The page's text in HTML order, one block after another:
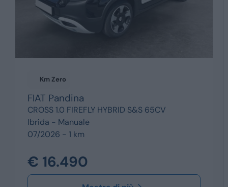
Km Zero
FIAT Pandina
CROSS 1.0 FIREFLY HYBRID S&S 65CV
Ibrida - Manuale
07/2026 - 1 km
€ 16.490